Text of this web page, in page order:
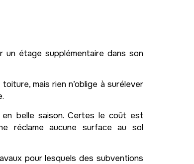
étage supplémentaire dans son
mais rien n’oblige à surélever
belle saison. Certes le coût est
réclame aucune surface au sol
pour lesquels des subventions